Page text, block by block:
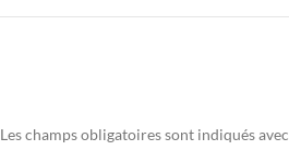
Les champs obligatoires sont indiqués avec